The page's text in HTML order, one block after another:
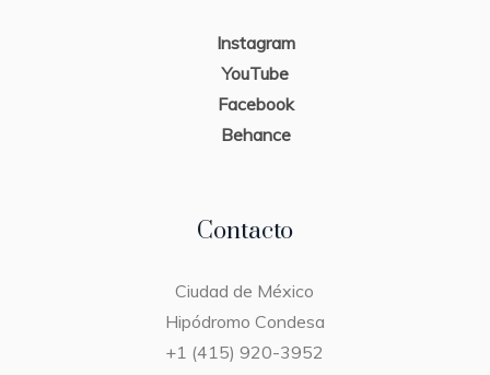
Instagram
YouTube
Facebook
Behance
Contacto
Ciudad de México
Hipódromo Condesa
+1 (415) 920-3952